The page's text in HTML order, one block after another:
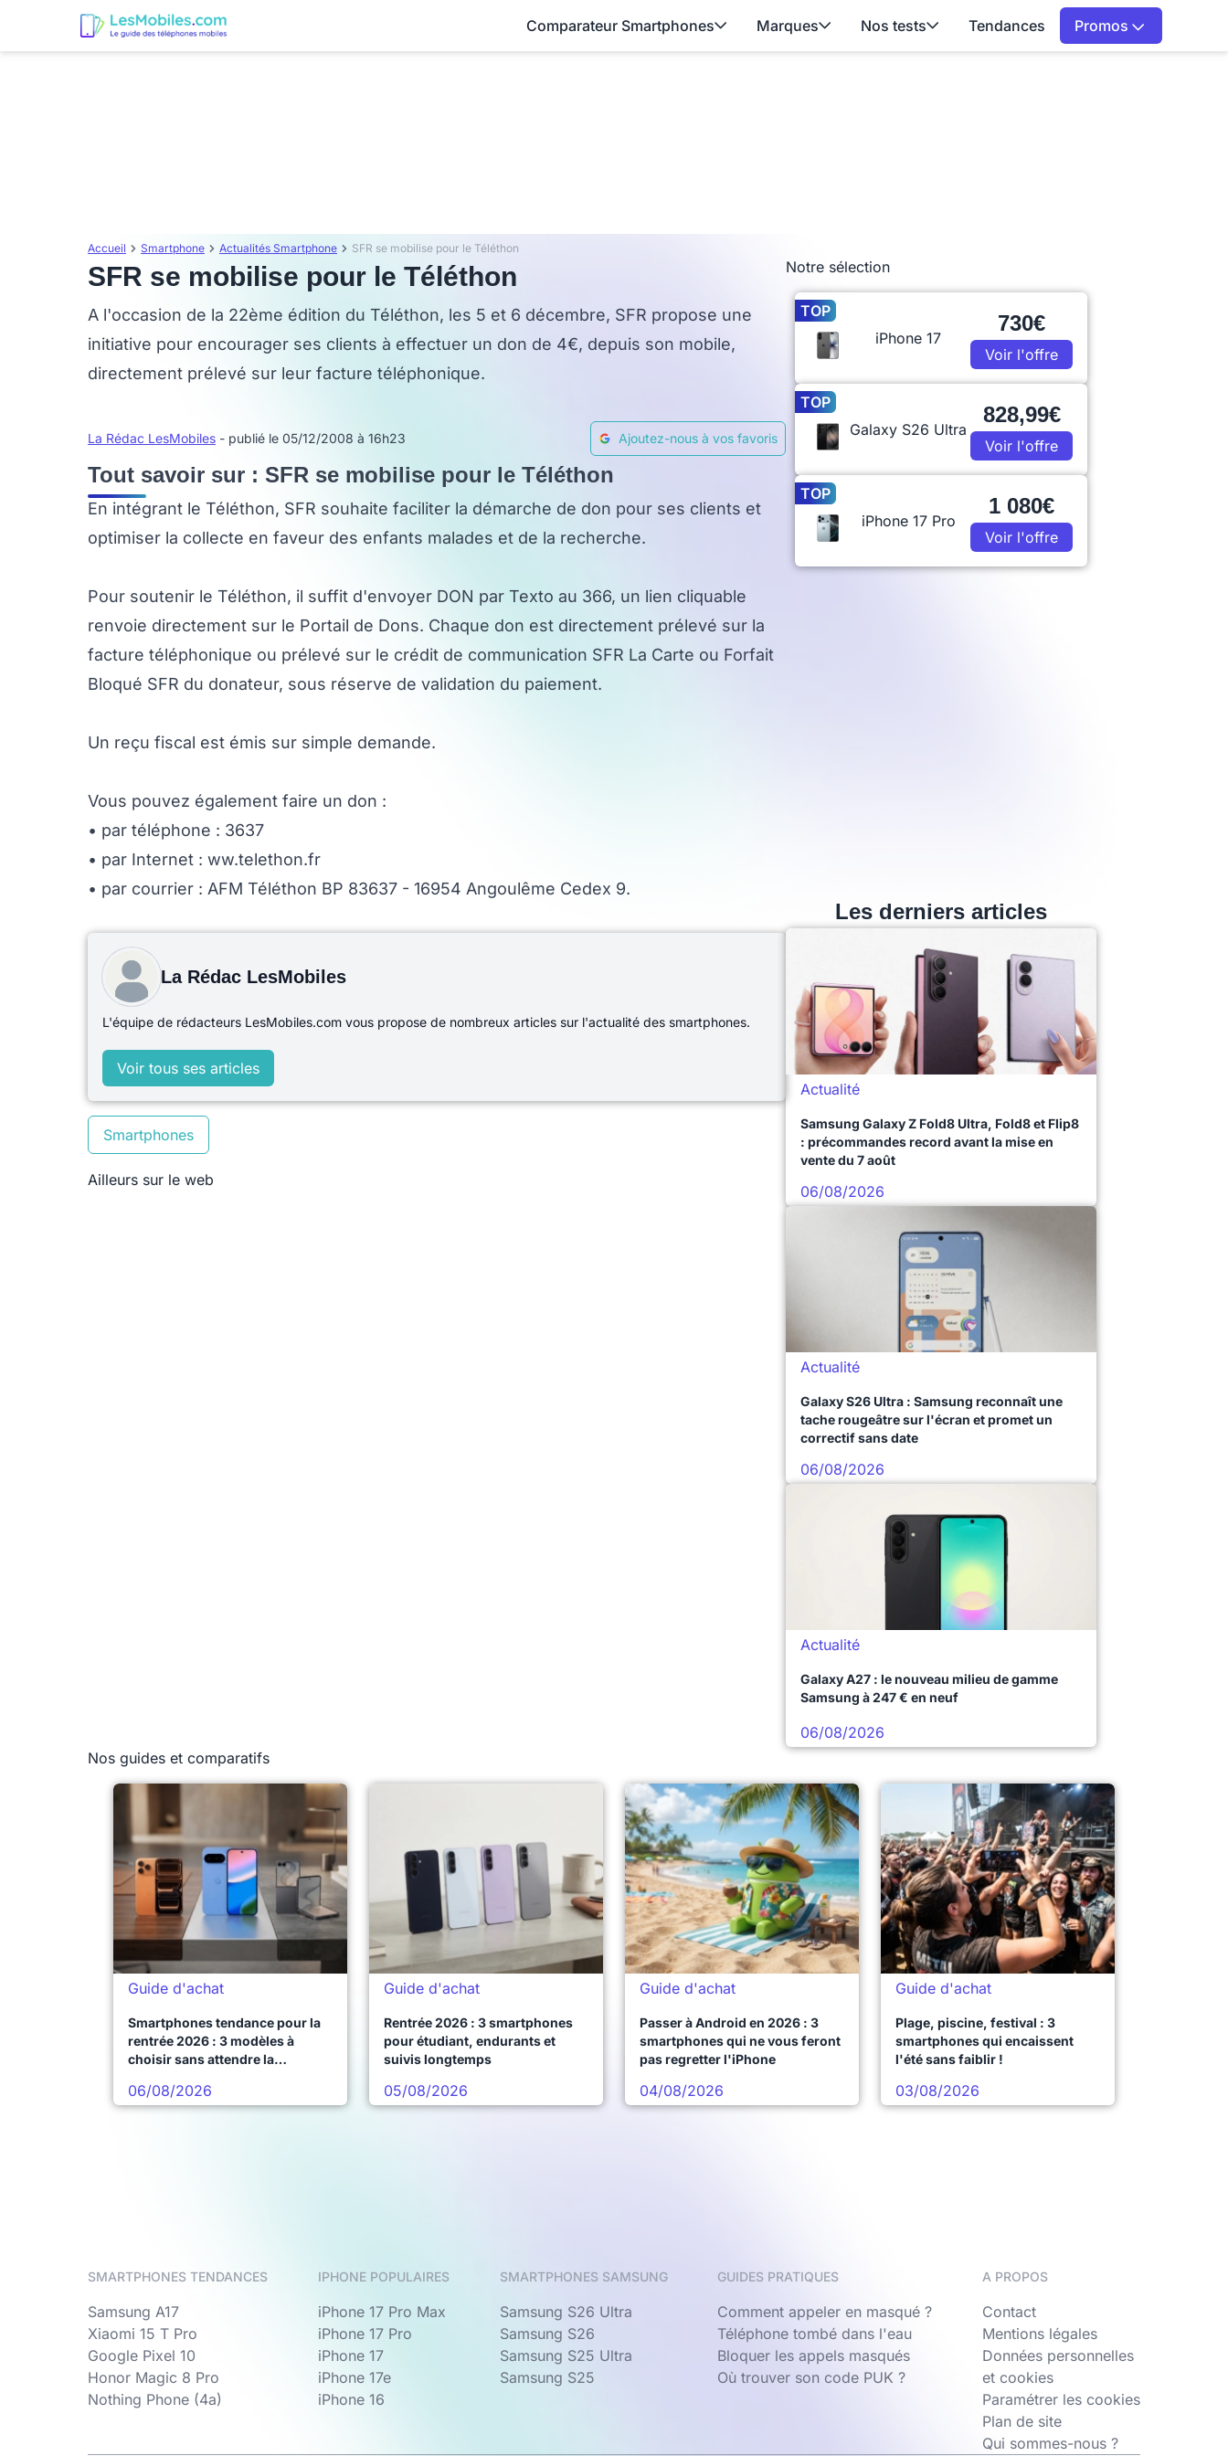
Comparateur Smartphones Marques Nos tests Tendances Promos
Accueil Smartphone Actualités Smartphone SFR se mobilise pour le Téléthon
SFR se mobilise pour le Téléthon
A l'occasion de la 22ème édition du Téléthon, les 5 et 6 décembre, SFR propose une
initiative pour encourager ses clients à effectuer un don de 4€, depuis son mobile,
directement prélevé sur leur facture téléphonique.
La Rédac LesMobiles - publié le 05/12/2008 à 16h23 Ajoutez-nous à vos favoris
Tout savoir sur : SFR se mobilise pour le Téléthon
En intégrant le Téléthon, SFR souhaite faciliter la démarche de don pour ses clients et
optimiser la collecte en faveur des enfants malades et de la recherche.
Pour soutenir le Téléthon, il suffit d'envoyer DON par Texto au 366, un lien cliquable
renvoie directement sur le Portail de Dons. Chaque don est directement prélevé sur la
facture téléphonique ou prélevé sur le crédit de communication SFR La Carte ou Forfait
Bloqué SFR du donateur, sous réserve de validation du paiement.
Un reçu fiscal est émis sur simple demande.
Vous pouvez également faire un don :
• par téléphone : 3637
• par Internet : ww.telethon.fr
• par courrier : AFM Téléthon BP 83637 - 16954 Angoulême Cedex 9.
La Rédac LesMobiles
L'équipe de rédacteurs LesMobiles.com vous propose de nombreux articles sur l'actualité des smartphones.
Voir tous ses articles
Smartphones
Ailleurs sur le web
Notre sélection
TOP
iPhone 17
730€
Voir l'offre
TOP
Galaxy S26 Ultra
828,99€
Voir l'offre
TOP
iPhone 17 Pro
1 080€
Voir l'offre
Les derniers articles
Actualité
Samsung Galaxy Z Fold8 Ultra, Fold8 et Flip8
: précommandes record avant la mise en
vente du 7 août
06/08/2026
Actualité
Galaxy S26 Ultra : Samsung reconnaît une
tache rougeâtre sur l'écran et promet un
correctif sans date
06/08/2026
Actualité
Galaxy A27 : le nouveau milieu de gamme
Samsung à 247 € en neuf
06/08/2026
Nos guides et comparatifs
Guide d'achat
Smartphones tendance pour la
rentrée 2026 : 3 modèles à
choisir sans attendre la
06/08/2026
Guide d'achat
Rentrée 2026 : 3 smartphones
pour étudiant, endurants et
suivis longtemps
05/08/2026
Guide d'achat
Passer à Android en 2026 : 3
smartphones qui ne vous feront
pas regretter l'iPhone
04/08/2026
Guide d'achat
Plage, piscine, festival : 3
smartphones qui encaissent
l'été sans faiblir !
03/08/2026
SMARTPHONES TENDANCES
Samsung A17
Xiaomi 15 T Pro
Google Pixel 10
Honor Magic 8 Pro
Nothing Phone (4a)
IPHONE POPULAIRES
iPhone 17 Pro Max
iPhone 17 Pro
iPhone 17
iPhone 17e
iPhone 16
SMARTPHONES SAMSUNG
Samsung S26 Ultra
Samsung S26
Samsung S25 Ultra
Samsung S25
GUIDES PRATIQUES
Comment appeler en masqué ?
Téléphone tombé dans l'eau
Bloquer les appels masqués
Où trouver son code PUK ?
A PROPOS
Contact
Mentions légales
Données personnelles
et cookies
Paramétrer les cookies
Plan de site
Qui sommes-nous ?